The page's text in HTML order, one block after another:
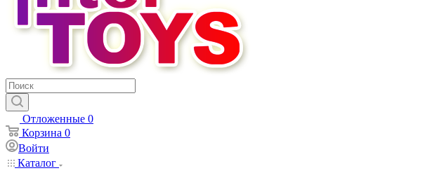
Отложенные 0
Корзина 0
Войти
Каталог